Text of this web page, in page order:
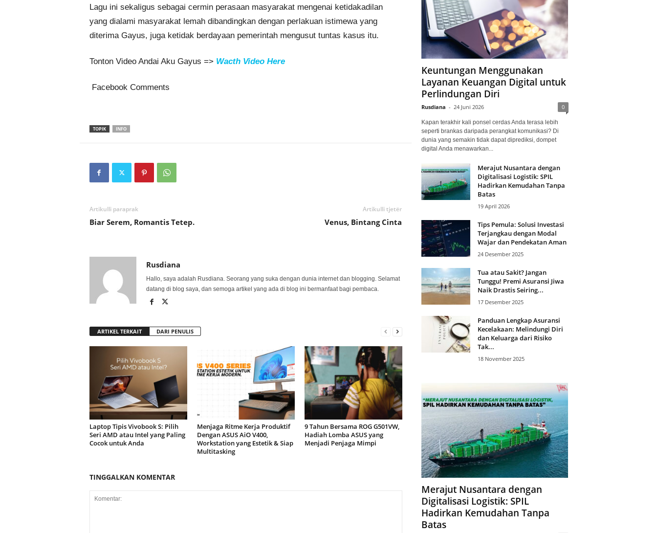
Lagu ini sekaligus sebagai cermin perasaan masyarakat mengenai ketidakadilan
yang dialami masyarakat lemah dibandingkan dengan perlakuan istimewa yang
diterima Gayus, juga ketidak berdayaan pemerintah mengusut tuntas kasus itu.
Tonton Video Andai Aku Gayus => Wacth Video Here
Facebook Comments
TOPIK INFO
Artikulli paraprak
Biar Serem, Romantis Tetep.
Artikulli tjetër
Venus, Bintang Cinta
Rusdiana
Hallo, saya adalah Rusdiana. Seorang yang suka dengan dunia internet dan blogging. Selamat
datang di blog saya, dan semoga artikel yang ada di blog ini bermanfaat bagi pembaca.
ARTIKEL TERKAIT DARI PENULIS
Laptop Tipis Vivobook S: Pilih
Seri AMD atau Intel yang Paling
Cocok untuk Anda
Menjaga Ritme Kerja Produktif
Dengan ASUS AiO V400,
Workstation yang Estetik & Siap
Multitasking
9 Tahun Bersama ROG G501VW,
Hadiah Lomba ASUS yang
Menjadi Penjaga Mimpi
TINGGALKAN KOMENTAR
Keuntungan Menggunakan
Layanan Keuangan Digital untuk
Perlindungan Diri
Rusdiana - 24 Juni 2026 0
Kapan terakhir kali ponsel cerdas Anda terasa lebih
seperti brankas daripada perangkat komunikasi? Di
dunia yang semakin tidak dapat diprediksi, dompet
digital Anda menawarkan...
Merajut Nusantara dengan
Digitalisasi Logistik: SPIL
Hadirkan Kemudahan Tanpa
Batas
19 April 2026
Tips Pemula: Solusi Investasi
Terjangkau dengan Modal
Wajar dan Pendekatan Aman
24 Desember 2025
Tua atau Sakit? Jangan
Tunggu! Premi Asuransi Jiwa
Naik Drastis Seiring...
17 Desember 2025
Panduan Lengkap Asuransi
Kecelakaan: Melindungi Diri
dan Keluarga dari Risiko
Tak...
18 November 2025
Merajut Nusantara dengan
Digitalisasi Logistik: SPIL
Hadirkan Kemudahan Tanpa
Batas